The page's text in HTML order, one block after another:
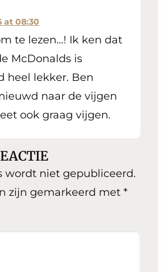
at 08:30
te lezen…! Ik ken dat
McDonalds is
heel lekker. Ben
naar de vijgen
ook graag vijgen.
wordt niet gepubliceerd.
zijn gemarkeerd met *